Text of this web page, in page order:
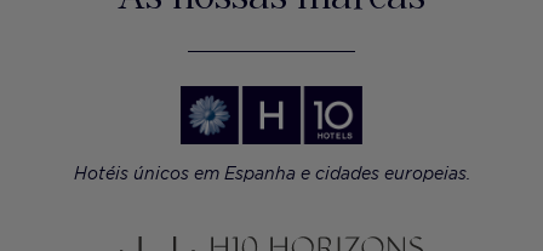
Hotéis únicos em Espanha e cidades europeias.